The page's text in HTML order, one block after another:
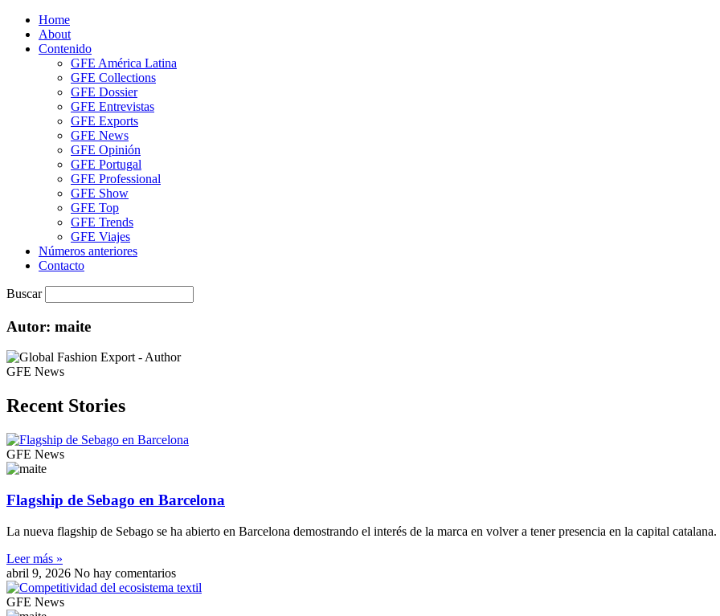
Home
About
Contenido
GFE América Latina
GFE Collections
GFE Dossier
GFE Entrevistas
GFE Exports
GFE News
GFE Opinión
GFE Portugal
GFE Professional
GFE Show
GFE Top
GFE Trends
GFE Viajes
Números anteriores
Contacto
Buscar
Autor: maite
GFE News
Recent Stories
GFE News
Flagship de Sebago en Barcelona
La nueva flagship de Sebago se ha abierto en Barcelona demostrando el interés de la marca en volver a tener presencia en la capital catalana.
Leer más »
abril 9, 2026 No hay comentarios
GFE News